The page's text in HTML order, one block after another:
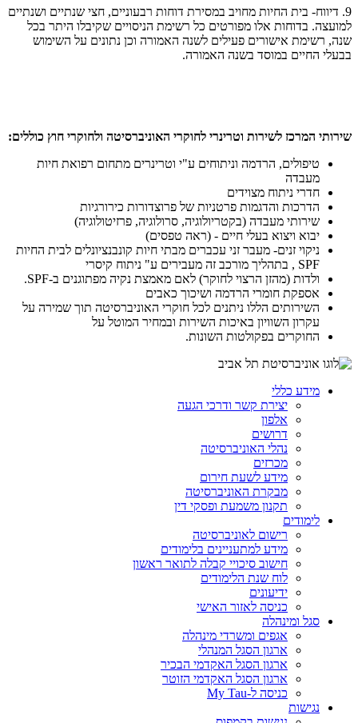
9. דיווח- בית החיות מחויב במסירת דוחות רבעוניים, חצי שנתיים ושנתיים
למועצה. בדוחות אלו מפורטים כל רשימת הניסויים שקיבלו היתר בכל
שנה, רשימת אישורים פעילים לשנה האמורה וכן נתונים על השימוש
בבעלי החיים במוסד בשנה האמורה.
שירותי המרכז לשירות וטרינרי לחוקרי האוניברסיטה ולחוקרי חוץ כוללים:
טיפולים, הרדמה וניתוחים ע"י וטרינרים מתחום רפואת חיות
מעבדה
חדרי ניתוח מצוידים
הדרכות והדגמות פרטניות של פרוצדורות כירורגיות
שירותי מעבדה (בקטריולוגיה, סרולוגיה, פרזיטולוגיה)
יבוא ויצוא בעלי חיים - (ראה טפסים)
ניקוי זנים- מעבר זני עכברים מבתי חיות קונבנציונלים לבית החיות
SPF , בתהליך מורכב זה מעבירים ע" ניתוח קיסרי
ולדות (מהזן הרצוי לחוקר) לאם מאמצת נקיה מפתוגנים ב-SPF.
אספקת חומרי הרדמה ושיכוך כאבים
השירותים הללו ניתנים לכל חוקרי האוניברסיטה תוך שמירה על
עקרון השוויון באיכות השירות ובמחיר המוטל על
החוקרים בפקולטות השונות.
מידע כללי
יצירת קשר ודרכי הגעה
אלפון
דרושים
נהלי האוניברסיטה
מכרזים
מידע לשעת חירום
מבקרת האוניברסיטה
תקנון משמעת ופסקי דין
לימודים
רישום לאוניברסיטה
מידע למתעניינים בלימודים
חישוב סיכויי קבלה לתואר ראשון
לוח שנת הלימודים
ידיעונים
כניסה לאזור האישי
סגל ומינהלה
אגפים ומשרדי מינהלה
ארגון הסגל המנהלי
ארגון הסגל האקדמי הבכיר
ארגון הסגל האקדמי הזוטר
כניסה ל-My Tau
נגישות